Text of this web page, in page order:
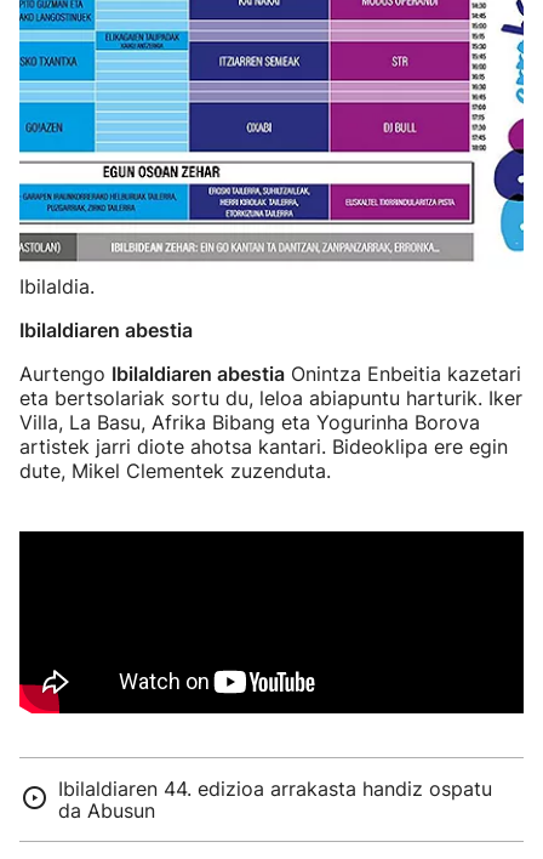
Ibilaldia.
Ibilaldiaren abestia
Aurtengo Ibilaldiaren abestia Onintza Enbeitia kazetari
eta bertsolariak sortu du, leloa abiapuntu harturik. Iker
Villa, La Basu, Afrika Bibang eta Yogurinha Borova
artistek jarri diote ahotsa kantari. Bideoklipa ere egin
dute, Mikel Clementek zuzenduta.
Ibilaldiaren 44. edizioa arrakasta handiz ospatu
da Abusun